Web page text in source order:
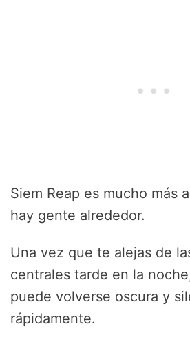
Siem Reap es mucho más
hay gente alrededor.
Una vez que te alejas de
centrales tarde en la
puede volverse oscura y
rápidamente.